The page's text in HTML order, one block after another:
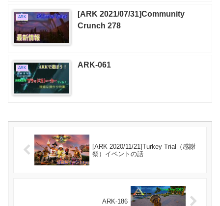
ARK
[ARK 2021/07/31]Community
Crunch 278
ARK ARK-061
[ARK 2020/11/21]Turkey Trial（感謝
祭）イベントの話
ARK-186